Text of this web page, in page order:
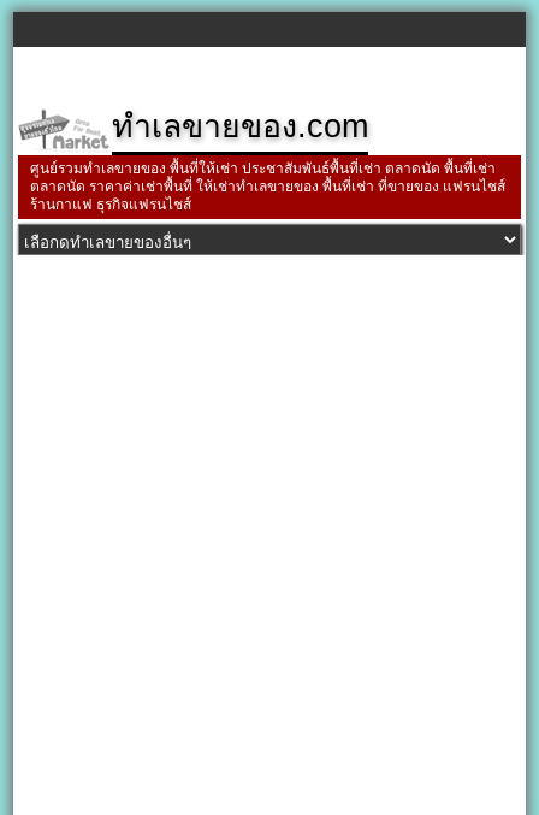
ทำเลขายของ.com
ศูนย์รวมทำเลขายของ พื้นที่ให้เช่า ประชาสัมพันธ์พื้นที่เช่า ตลาดนัด พื้นที่เช่า
ตลาดนัด ราคาค่าเช่าพื้นที่ ให้เช่าทำเลขายของ พื้นที่เช่า ที่ขายของ แฟรนไชส์
ร้านกาแฟ ธุรกิจแฟรนไชส์